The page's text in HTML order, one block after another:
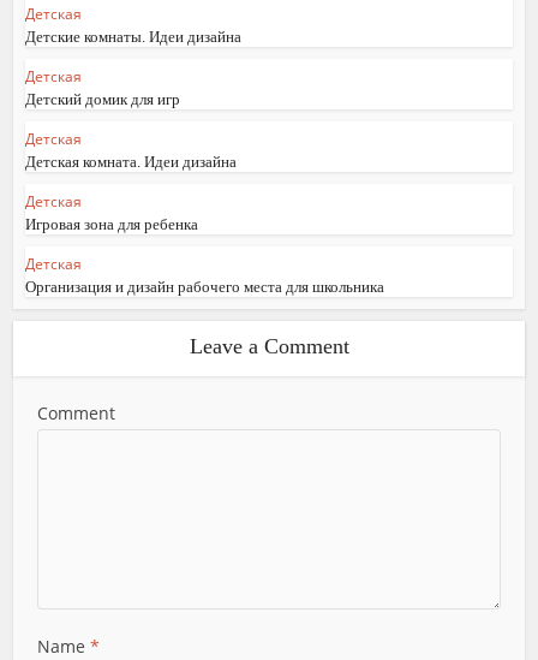
Детская
Детские комнаты. Идеи дизайна
Детская
Детский домик для игр
Детская
Детская комната. Идеи дизайна
Детская
Игровая зона для ребенка
Детская
Организация и дизайн рабочего места для школьника
Leave a Comment
Comment
Name *